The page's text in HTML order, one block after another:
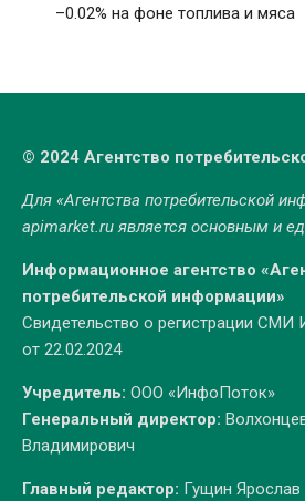
–0.02% на фоне топлива и мяса
© 2024 Агентство
Для «Агентства потребительской
apimarket.ruявляется основным и
Информационное агентство
потребительской информации»
Свидетельство о регистрации
от 22.02.2024
Учредитель: ООО «ИнфоПоток»
Генеральный директор:
Владимирович
Главный редактор: Гущин Ярослав